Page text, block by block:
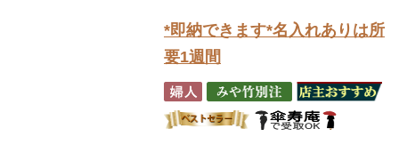
*即納できます*名入れありは所
要1週間